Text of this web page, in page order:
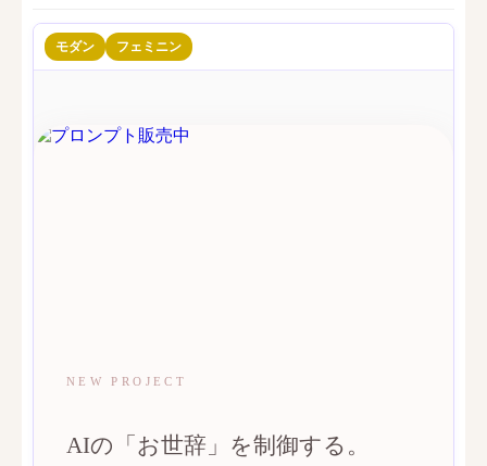
モダン フェミニン